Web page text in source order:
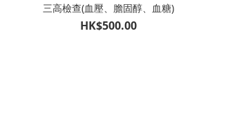
三高檢查(血壓、膽固醇、血糖)
HK$500.00